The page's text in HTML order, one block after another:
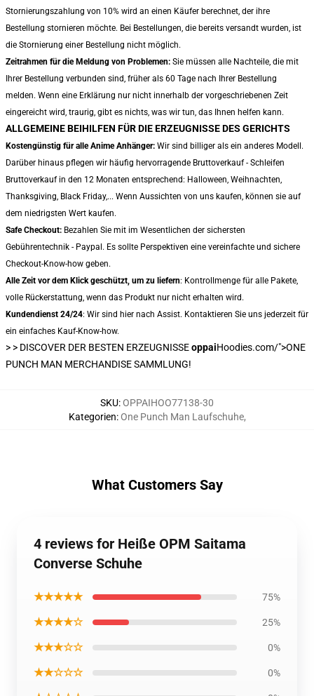
Stornierungszahlung von 10% wird an einen Käufer berechnet, der ihre
Bestellung stornieren möchte. Bei Bestellungen, die bereits versandt wurden, ist
die Stornierung einer Bestellung nicht möglich.
Zeitrahmen für die Meldung von Problemen: Sie müssen alle Nachteile, die mit
Ihrer Bestellung verbunden sind, früher als 60 Tage nach Ihrer Bestellung
melden. Wenn eine Erklärung nur nicht innerhalb der vorgeschriebenen Zeit
eingereicht wird, traurig, gibt es nichts, was wir tun, das Ihnen helfen kann.
ALLGEMEINE BEIHILFEN FÜR DIE ERZEUGNISSE DES GERICHTS
Kostengünstig für alle Anime Anhänger: Wir sind billiger als ein anderes Modell.
Darüber hinaus pflegen wir häufig hervorragende Bruttoverkauf - Schleifen
Bruttoverkauf in den 12 Monaten entsprechend: Halloween, Weihnachten,
Thanksgiving, Black Friday,... Wenn Aussichten von uns kaufen, können sie auf
dem niedrigsten Wert kaufen.
Safe Checkout: Bezahlen Sie mit im Wesentlichen der sichersten
Gebührentechnik - Paypal. Es sollte Perspektiven eine vereinfachte und sichere
Checkout-Know-how geben.
Alle Zeit vor dem Klick geschützt, um zu liefern: Kontrollmenge für alle Pakete,
volle Rückerstattung, wenn das Produkt nur nicht erhalten wird.
Kundendienst 24/24: Wir sind hier nach Assist. Kontaktieren Sie uns jederzeit für
ein einfaches Kauf-Know-how.
> > DISCOVER DER BESTEN ERZEUGNISSEoppaiHoodies.com/">ONE
PUNCH MAN MERCHANDISE SAMMLUNG!
SKU:OPPAIHOO77138-30
Kategorien:One Punch Man Laufschuhe,
What Customers Say
4 reviews for Heiße OPM Saitama
Converse Schuhe
★★★★★ 75%
★★★★☆ 25%
★★★☆☆ 0%
★★☆☆☆ 0%